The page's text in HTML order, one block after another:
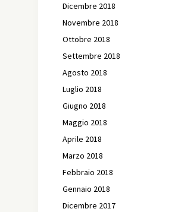
Dicembre 2018
Novembre 2018
Ottobre 2018
Settembre 2018
Agosto 2018
Luglio 2018
Giugno 2018
Maggio 2018
Aprile 2018
Marzo 2018
Febbraio 2018
Gennaio 2018
Dicembre 2017